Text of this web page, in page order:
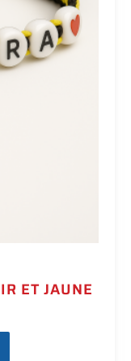
ET JAUNE